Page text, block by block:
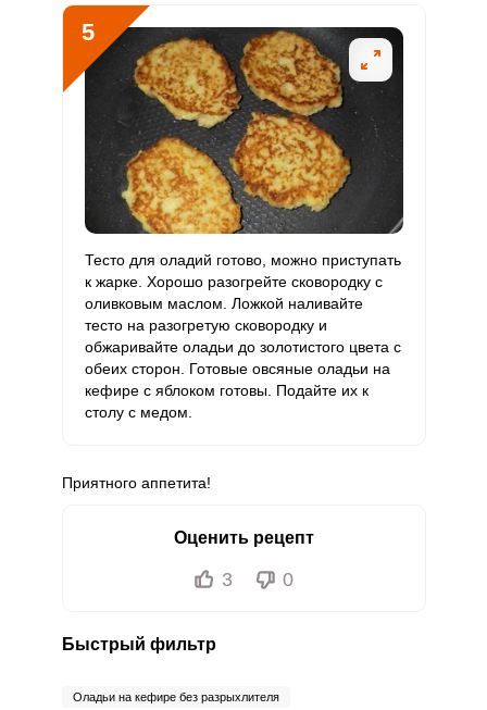
Бор 245 мкг 1200 мкг 6 10.2
Ванадий 4 мкг 20 мкг 5.8
Молибден 10.5 мкг 70 мкг 4.4 7.5
5
Тесто для оладий готово, можно приступать
к жарке. Хорошо разогрейте сковородку с
оливковым маслом. Ложкой наливайте
тесто на разогретую сковородку и
обжаривайте оладьи до золотистого цвета с
обеих сторон. Готовые овсяные оладьи на
кефире с яблоком готовы. Подайте их к
столу с медом.
Приятного аппетита!
Оценить рецепт
3 0
Быстрый фильтр
Оладьи на кефире без разрыхлителя